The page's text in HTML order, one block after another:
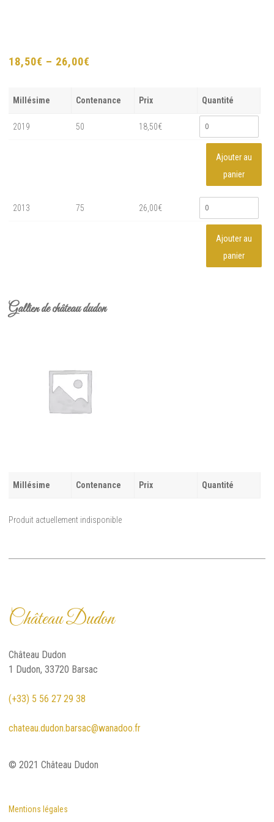
Récolte
18,50€ – 26,00€
Millésime Contenance Prix Quantité
2019 50 18,50€
Ajouter au
panier
2013 75 26,00€
Ajouter au
panier
Gallien de château dudon
Millésime Contenance Prix Quantité
Produit actuellement indisponible
Château Dudon
Château Dudon
1 Dudon, 33720 Barsac
(+33) 5 56 27 29 38
chateau.dudon.barsac@wanadoo.fr
© 2021 Château Dudon
Mentions légales